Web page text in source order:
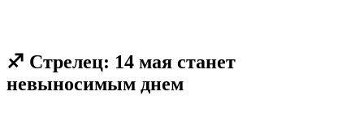
♐ Стрелец: 14 мая станет
невыносимым днем